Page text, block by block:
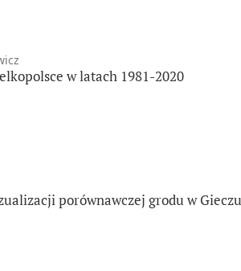
w latach 1981-2020
porównawczej grodu w